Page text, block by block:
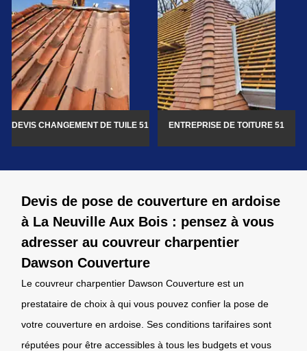
DEVIS CHANGEMENT DE TUILE 51 ENTREPRISE DE TOITURE 51
Devis de pose de couverture en ardoise
à La Neuville Aux Bois : pensez à vous
adresser au couvreur charpentier
Dawson Couverture
Le couvreur charpentier Dawson Couverture est un
prestataire de choix à qui vous pouvez confier la pose de
votre couverture en ardoise. Ses conditions tarifaires sont
réputées pour être accessibles à tous les budgets et vous